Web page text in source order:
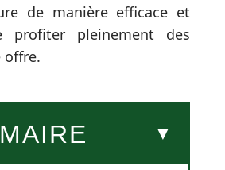
de manière efficace et
profiter pleinement des
offre.